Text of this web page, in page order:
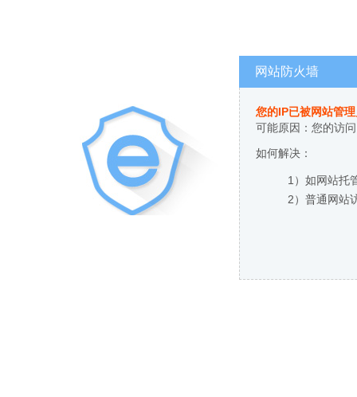
网站防火墙
您的IP已被网站管
可能原因：您的访
如何解决：
1）如网站托
2）普通网站